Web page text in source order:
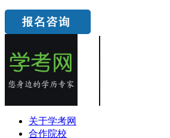
关于学考网
合作院校